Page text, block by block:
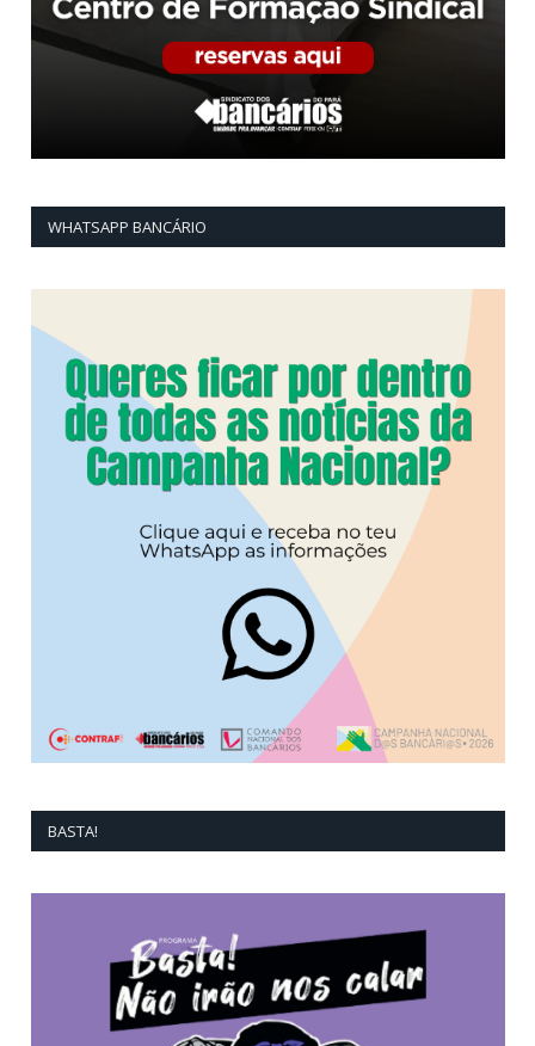
WHATSAPP BANCÁRIO
BASTA!